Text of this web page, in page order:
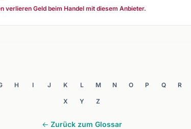
verlieren Geld beim Handel mit diesem Anbieter.
H I J K L M N O P Q R
X Y Z
← Zurück zum Glossar